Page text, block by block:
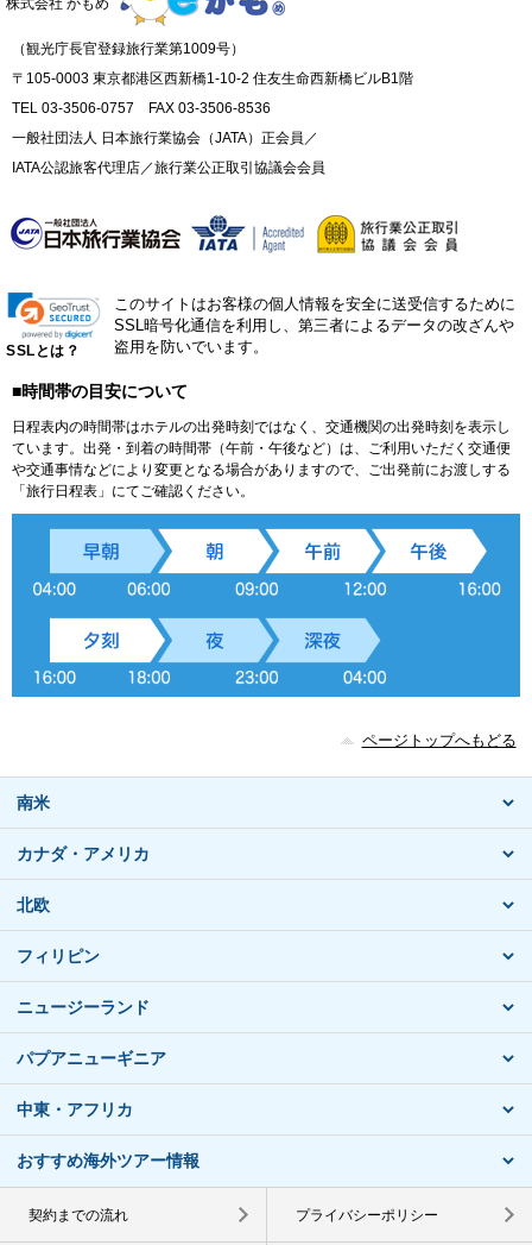
株式会社 かもめ
（観光庁長官登録旅行業第1009号）
〒105-0003 東京都港区西新橋1-10-2 住友生命西新橋ビルB1階
TEL 03-3506-0757 FAX 03-3506-8536
一般社団法人 日本旅行業協会（JATA）正会員／
IATA公認旅客代理店／旅行業公正取引協議会会員
SSLとは？
このサイトはお客様の個人情報を安全に送受信するために
SSL暗号化通信を利用し、第三者によるデータの改ざんや
盗用を防いでいます。
■時間帯の目安について
日程表内の時間帯はホテルの出発時刻ではなく、交通機関の出発時刻を表示し
ています。出発・到着の時間帯（午前・午後など）は、ご利用いただく交通便
や交通事情などにより変更となる場合がありますので、ご出発前にお渡しする
「旅行日程表」にてご確認ください。
ページトップへもどる
南米
カナダ・アメリカ
北欧
フィリピン
ニュージーランド
パプアニューギニア
中東・アフリカ
おすすめ海外ツアー情報
契約までの流れ プライバシーポリシー